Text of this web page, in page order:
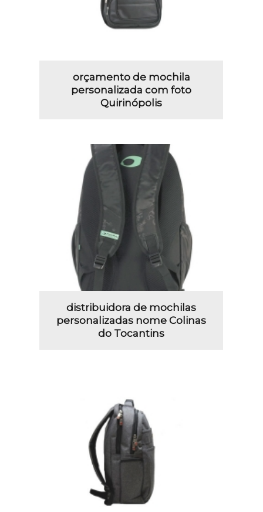
orçamento de mochila
personalizada com foto
Quirinópolis
distribuidora de mochilas
personalizadas nome Colinas
do Tocantins